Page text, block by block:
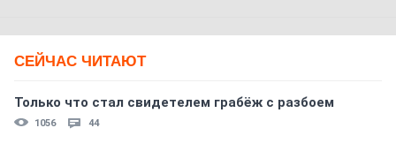
СЕЙЧАС ЧИТАЮТ
Только что стал свидетелем грабёж с разбоем
1056 44